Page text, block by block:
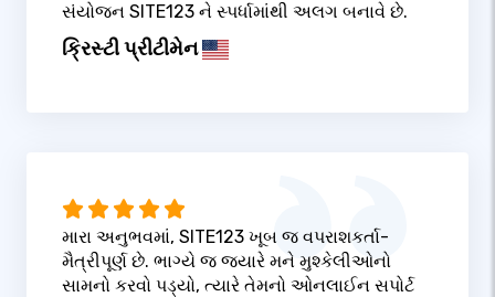
સંયોજન SITE123 ને સ્પર્ધામાંથી અલગ બનાવે છે.
ક્રિસ્ટી પ્રીટીમેન
મારા અનુભવમાં, SITE123 ખૂબ જ વપરાશકર્તા-
મૈત્રીપૂર્ણ છે. ભાગ્યે જ જ્યારે મને મુશ્કેલીઓનો
સામનો કરવો પડ્યો, ત્યારે તેમનો ઓનલાઈન સપોર્ટ